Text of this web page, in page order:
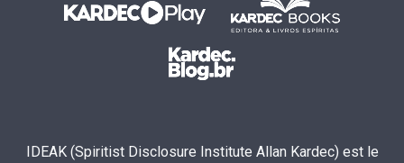
IDEAK (Spiritist Disclosure Institute Allan Kardec) est le